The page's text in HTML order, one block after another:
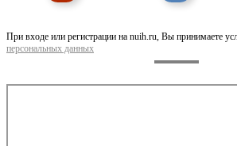
При входе или регистрации на nuih.ru, Вы принимаете
персональных данных